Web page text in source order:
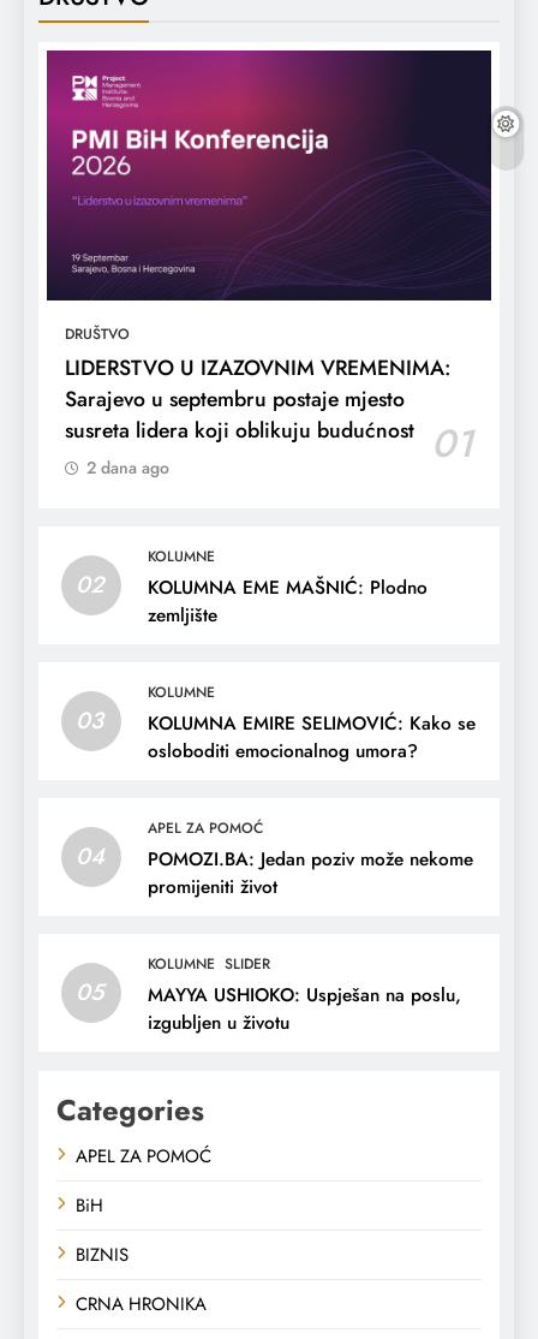
DRUŠTVO
LIDERSTVO U IZAZOVNIM VREMENIMA:
Sarajevo u septembru postaje mjesto
susreta lidera koji oblikuju budućnost
01
2 dana ago
02
KOLUMNE
KOLUMNA EME MAŠNIĆ: Plodno
zemljište
03
KOLUMNE
KOLUMNA EMIRE SELIMOVIĆ: Kako se
osloboditi emocionalnog umora?
04
APEL ZA POMOĆ
POMOZI.BA: Jedan poziv može nekome
promijeniti život
05
KOLUMNE SLIDER
MAYYA USHIOKO: Uspješan na poslu,
izgubljen u životu
Categories
APEL ZA POMOĆ
BiH
BIZNIS
CRNA HRONIKA